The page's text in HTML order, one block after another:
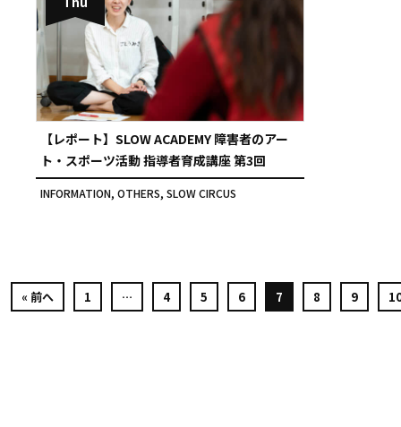
【レポート】SLOW ACADEMY 障害者のアー
ト・スポーツ活動 指導者育成講座 第3回
INFORMATION, OTHERS, SLOW CIRCUS
« 前へ 1 … 4 5 6 7 8 9